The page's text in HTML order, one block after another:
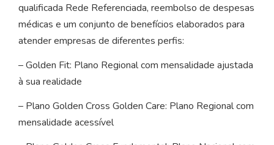
qualificada Rede Referenciada, reembolso de despesas
médicas e um conjunto de benefícios elaborados para
atender empresas de diferentes perfis:
– Golden Fit: Plano Regional com mensalidade ajustada
à sua realidade
– Plano Golden Cross Golden Care: Plano Regional com
mensalidade acessível